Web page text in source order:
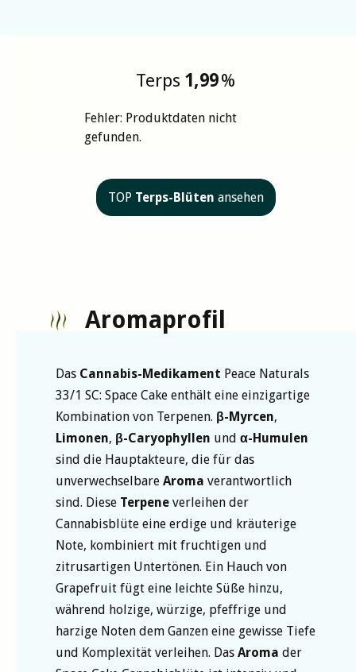
Terps 1,99%
Fehler: Produktdaten nicht
gefunden.
TOP Terps-Blüten ansehen
Aromaprofil
Das Cannabis-Medikament Peace Naturals
33/1 SC: Space Cake enthält eine einzigartige
Kombination von Terpenen. β-Myrcen,
Limonen, β-Caryophyllen und α-Humulen
sind die Hauptakteure, die für das
unverwechselbare Aroma verantwortlich
sind. Diese Terpene verleihen der
Cannabisblüte eine erdige und kräuterige
Note, kombiniert mit fruchtigen und
zitrusartigen Untertönen. Ein Hauch von
Grapefruit fügt eine leichte Süße hinzu,
während holzige, würzige, pfeffrige und
harzige Noten dem Ganzen eine gewisse Tiefe
und Komplexität verleihen. Das Aroma der